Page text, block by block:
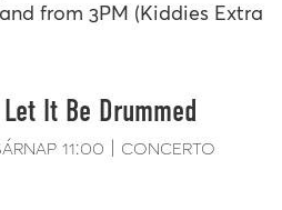
from 3PM (Kiddies Extra
It Be Drummed
11:00
concerto